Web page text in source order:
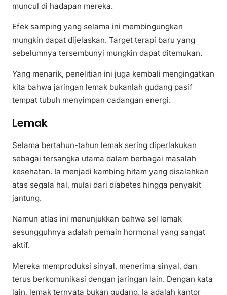
muncul di hadapan mereka.
Efek samping yang selama ini membingungkan
mungkin dapat dijelaskan. Target terapi baru yang
sebelumnya tersembunyi mungkin dapat ditemukan.
Yang menarik, penelitian ini juga kembali mengingatkan
kita bahwa jaringan lemak bukanlah gudang pasif
tempat tubuh menyimpan cadangan energi.
Lemak
Selama bertahun-tahun lemak sering diperlakukan
sebagai tersangka utama dalam berbagai masalah
kesehatan. Ia menjadi kambing hitam yang disalahkan
atas segala hal, mulai dari diabetes hingga penyakit
jantung.
Namun atlas ini menunjukkan bahwa sel lemak
sesungguhnya adalah pemain hormonal yang sangat
aktif.
Mereka memproduksi sinyal, menerima sinyal, dan
terus berkomunikasi dengan jaringan lain. Dengan kata
lain, lemak ternyata bukan gudang. Ia adalah kantor